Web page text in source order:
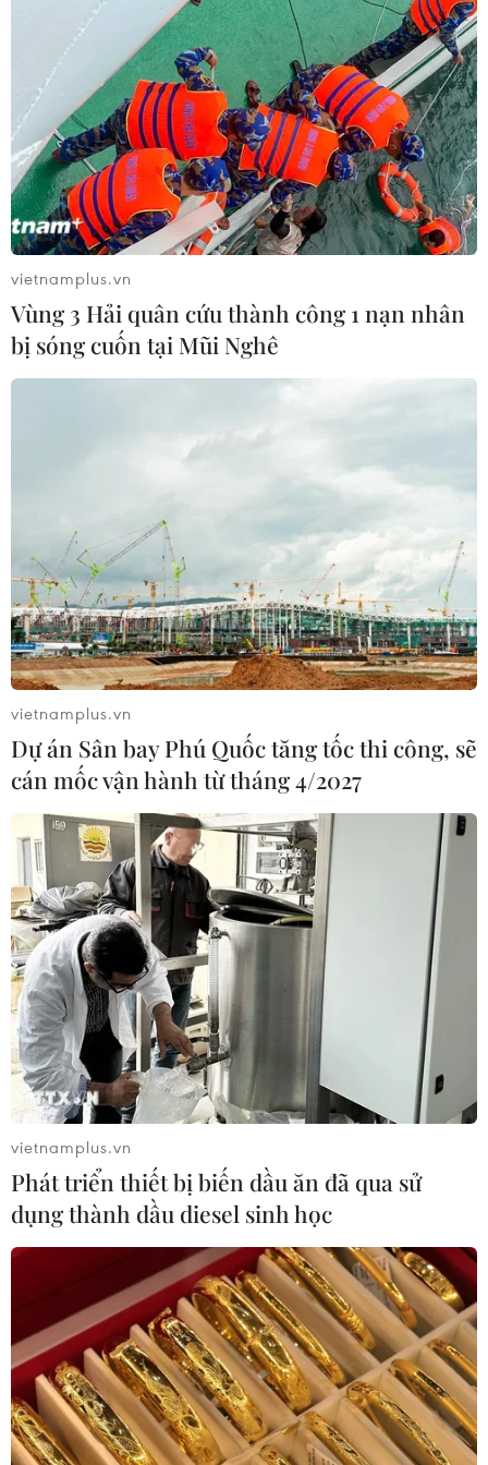
TIN CÙNG CHUYÊN MỤC
"Địa chấn' ở Roland Garros 2026: Tay
vợt số 1 thế giới bị loại từ vòng 2
vietnamplus.vn
Vùng 3 Hải quân cứu thành công 1 nạn nhân
bị sóng cuốn tại Mũi Nghê
vietnamplus.vn
Dự án Sân bay Phú Quốc tăng tốc thi công, sẽ
cán mốc vận hành từ tháng 4/2027
vietnamplus.vn
Phát triển thiết bị biến dầu ăn đã qua sử
dụng thành dầu diesel sinh học